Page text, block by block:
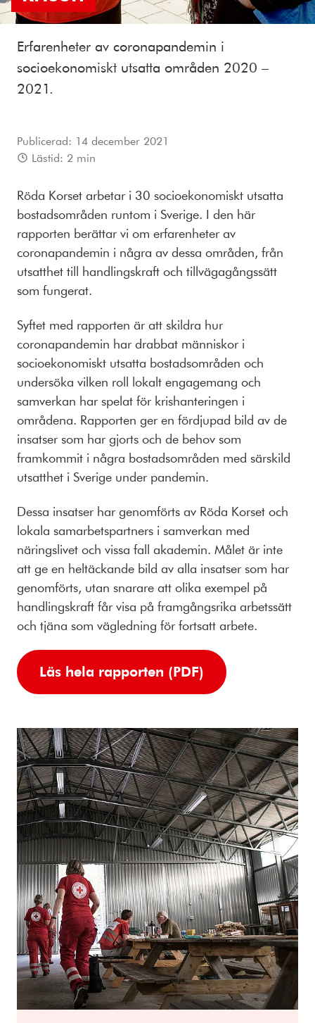
Erfarenheter av coronapandemin i
socioekonomiskt utsatta områden 2020 –
2021.
Publicerad: 14 december 2021
Lästid: 2 min
Röda Korset arbetar i 30 socioekonomiskt utsatta
bostadsområden runtom i Sverige. I den här
rapporten berättar vi om erfarenheter av
coronapandemin i några av dessa områden, från
utsatthet till handlingskraft och tillvägagångssätt
som fungerat.
Syftet med rapporten är att skildra hur
coronapandemin har drabbat människor i
socioekonomiskt utsatta bostadsområden och
undersöka vilken roll lokalt engagemang och
samverkan har spelat för krishanteringen i
områdena. Rapporten ger en fördjupad bild av de
insatser som har gjorts och de behov som
framkommit i några bostadsområden med särskild
utsatthet i Sverige under pandemin.
Dessa insatser har genomförts av Röda Korset och
lokala samarbetspartners i samverkan med
näringslivet och vissa fall akademin. Målet är inte
att ge en heltäckande bild av alla insatser som har
genomförts, utan snarare att olika exempel på
handlingskraft får visa på framgångsrika arbetssätt
och tjäna som vägledning för fortsatt arbete.
Läs hela rapporten (PDF)